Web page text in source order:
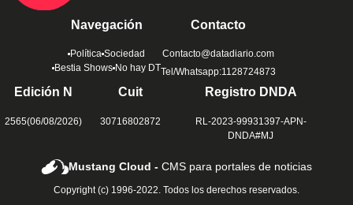
Navegación
Política Sociedad
Bestia Shows No hay DT
Contacto
Contacto@datadiario.com
Tel/Whatsapp:1128724873
Edición N
2565(06/08/2026)
Cuit
30716802872
Registro DNDA
RL-2023-99931397-APN-
DNDA#MJ
Mustang Cloud -CMS para portales de noticias
Copyright (c) 1996-2022. Todos los derechos reservados.